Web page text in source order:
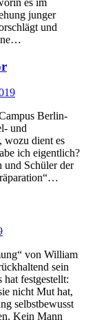
junger
und
Berlin-
und
wozu dient es
ich eigentlich?
und Schüler der
von William
sein
festgestellt:
nicht Mut hat,
selbstbewusst
Kein Mann